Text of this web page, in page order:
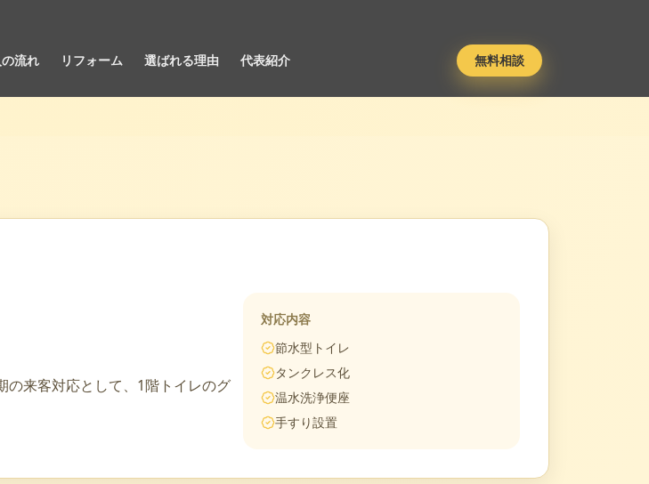
流れ リフォーム 選ばれる理由 代表紹介 無料相談
の来客対応として、1階トイレのグ
対応内容
節水型トイレ
タンクレス化
温水洗浄便座
手すり設置